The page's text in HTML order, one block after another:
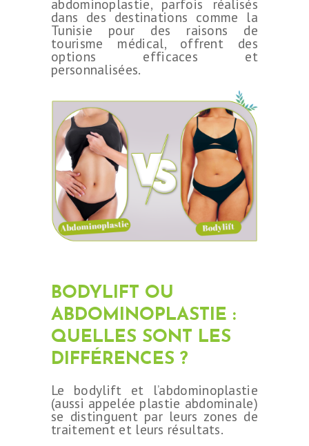
abdominoplastie, parfois réalisés
dans des destinations comme la
Tunisie pour des raisons de
tourisme médical, offrent des
options efficaces et
personnalisées.
BODYLIFT OU
ABDOMINOPLASTIE :
QUELLES SONT LES
DIFFÉRENCES ?
Le bodylift et l’abdominoplastie
(aussi appelée plastie abdominale)
se distinguent par leurs zones de
traitement et leurs résultats.